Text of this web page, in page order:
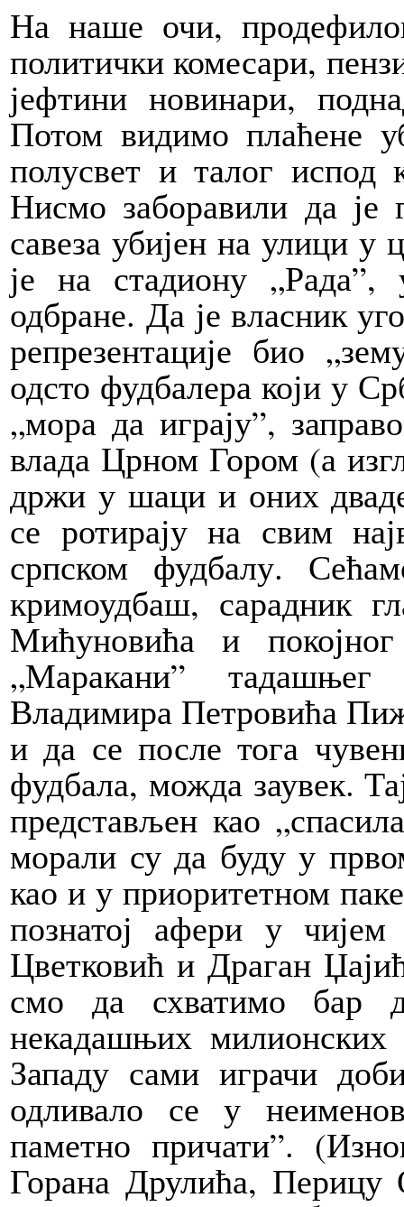
На наше очи,
политички комесари,
јефтини новинари,
Потом видимо плаћене
полусвет и талог испод
Нисмо заборавили да је
савеза убијен на улици
је на стадиону „Рада”,
одбране. Да је власник
репрезентације био
одсто фудбалера који у
„мора да играју”,
влада Црном Гором (а
држи у шаци и оних
се ротирају на свим
српском фудбалу.
кримоудбаш, сарадник
Мићуновића и
„Маракани”
Владимира Петровића
и да се после тога
фудбала, можда заувек.
представљен као
морали су да буду у
као и у приоритетном
познатој афери у
Цветковић и Драган
смо да схватимо бар
некадашњих милионских
Западу сами играчи
одливало се у
паметно причати”.
Горана Друлића,